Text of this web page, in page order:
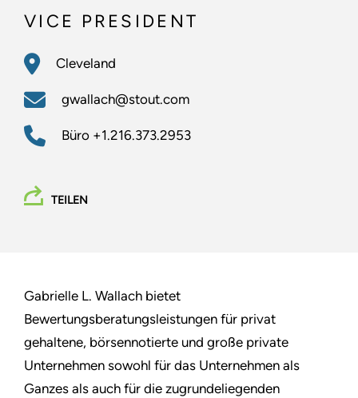
VICE PRESIDENT
Cleveland
gwallach@stout.com
Büro +1.216.373.2953
TEILEN
Gabrielle L. Wallach bietet
Bewertungsberatungsleistungen für privat
gehaltene, börsennotierte und große private
Unternehmen sowohl für das Unternehmen als
Ganzes als auch für die zugrundeliegenden